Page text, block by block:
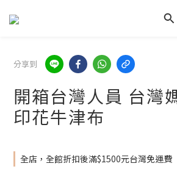
分享到
開箱台灣人員 台灣
印花牛津布
全店，全館折扣後滿$1500元台灣免運費